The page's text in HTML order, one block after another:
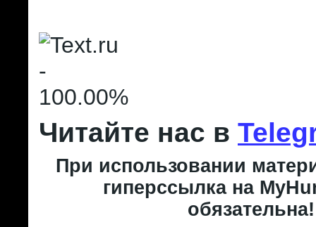
Читайте нас в
При использовании
гиперссылка на
обязательна!